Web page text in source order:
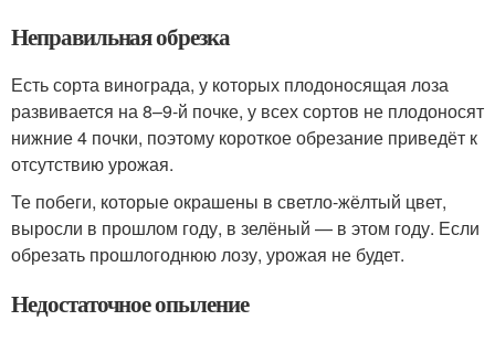
Неправильная обрезка
Есть сорта винограда, у которых плодоносящая лоза
развивается на 8–9-й почке, у всех сортов не плодоносят
нижние 4 почки, поэтому короткое обрезание приведёт к
отсутствию урожая.
Те побеги, которые окрашены в светло-жёлтый цвет,
выросли в прошлом году, в зелёный — в этом году. Если
обрезать прошлогоднюю лозу, урожая не будет.
Недостаточное опыление